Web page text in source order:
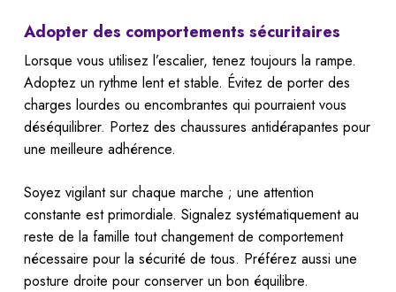
Adopter des comportements sécuritaires
Lorsque vous utilisez l’escalier, tenez toujours la rampe.
Adoptez un rythme lent et stable. Évitez de porter des
charges lourdes ou encombrantes qui pourraient vous
déséquilibrer. Portez des chaussures antidérapantes pour
une meilleure adhérence.
Soyez vigilant sur chaque marche ; une attention
constante est primordiale. Signalez systématiquement au
reste de la famille tout changement de comportement
nécessaire pour la sécurité de tous. Préférez aussi une
posture droite pour conserver un bon équilibre.